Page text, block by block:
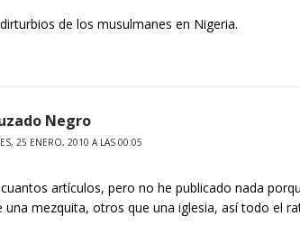
de los musulmanes en Nigeria.
Negro
25 ENERO, 2010 A LAS 00:05
artículos, pero no he publicado nada
una mezquita, otros que una iglesia, así todo el